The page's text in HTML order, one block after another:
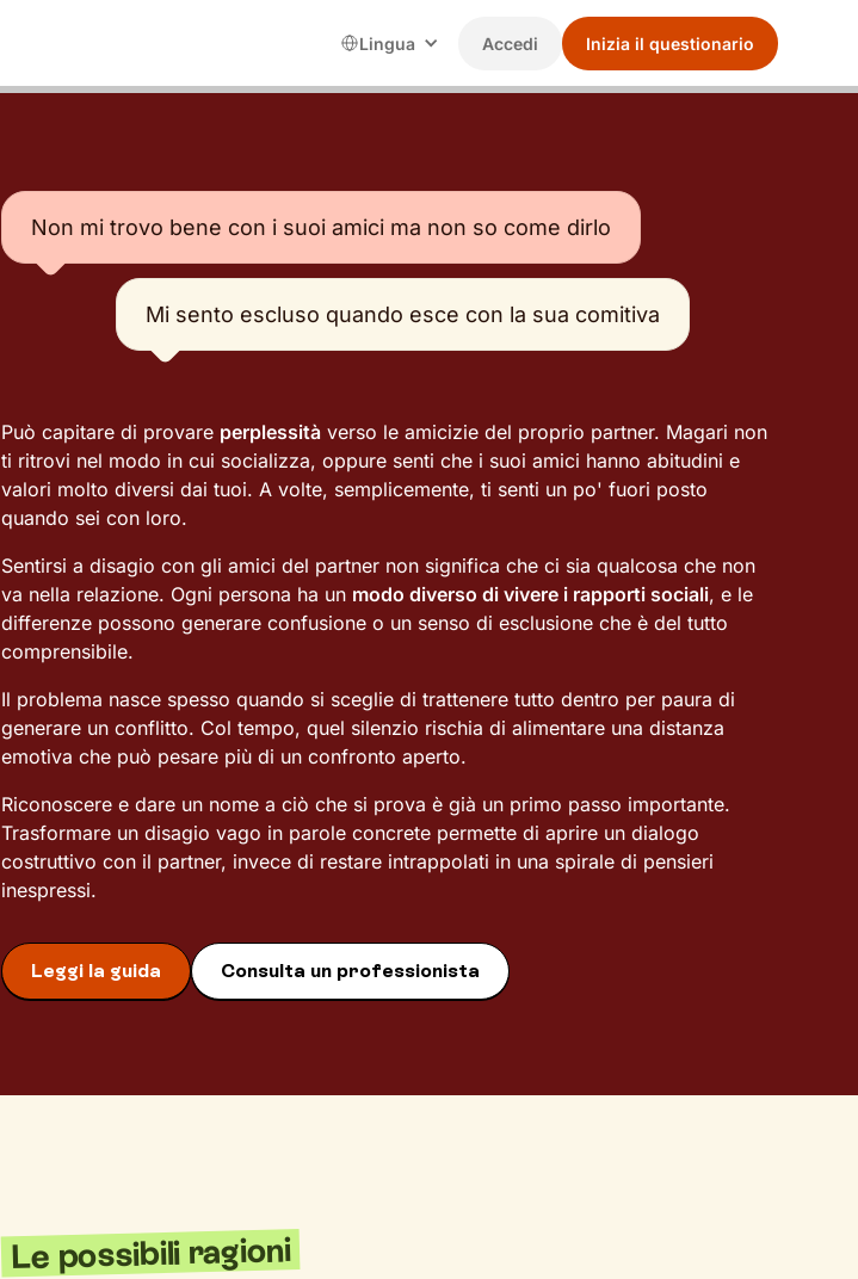
Lingua Accedi Inizia il questionario
Non mi trovo bene con i suoi amici ma non so come dirlo
Mi sento escluso quando esce con la sua comitiva
Può capitare di provare perplessitàverso le amicizie del proprio partner. Magari non
ti ritrovi nel modo in cui socializza, oppure senti che i suoi amici hanno abitudini e
valori molto diversi dai tuoi. A volte, semplicemente, ti senti un po' fuori posto
quando sei con loro.
Sentirsi a disagio con gli amici del partner non significa che ci sia qualcosa che non
va nella relazione. Ogni persona ha un modo diverso di vivere i rapporti sociali, e le
differenze possono generare confusione o un senso di esclusione che è del tutto
comprensibile.
Il problema nasce spesso quando si sceglie di trattenere tutto dentro per paura di
generare un conflitto. Col tempo, quel silenzio rischia di alimentare una distanza
emotiva che può pesare più di un confronto aperto.
Riconoscere e dare un nome a ciò che si prova è già un primo passo importante.
Trasformare un disagio vago in parole concrete permette di aprire un dialogo
costruttivo con il partner, invece di restare intrappolati in una spirale di pensieri
inespressi.
Leggi la guida Consulta un professionista
Le possibili ragioni